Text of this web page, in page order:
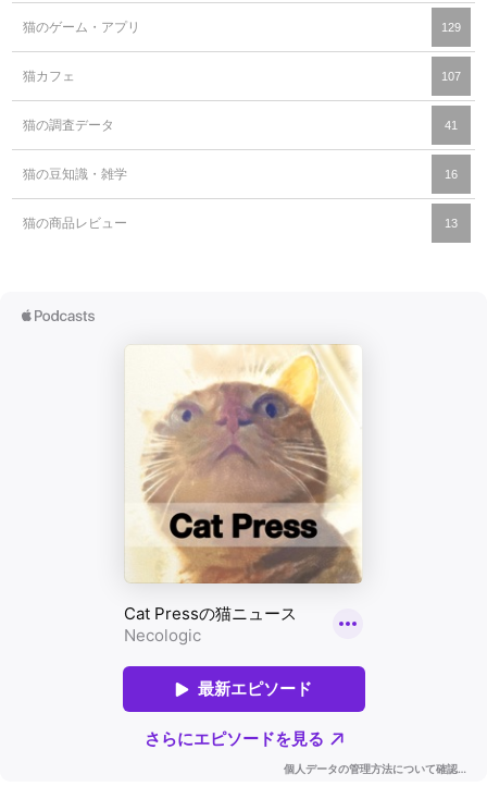
猫のゲーム・アプリ 129
猫カフェ 107
猫の調査データ 41
猫の豆知識・雑学 16
猫の商品レビュー 13